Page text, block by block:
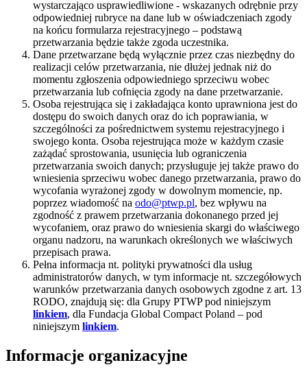
wystarczająco usprawiedliwione - wskazanych odrębnie przy
odpowiedniej rubryce na dane lub w oświadczeniach zgody
na końcu formularza rejestracyjnego – podstawą
przetwarzania będzie także zgoda uczestnika.
Dane przetwarzane będą wyłącznie przez czas niezbędny do
realizacji celów przetwarzania, nie dłużej jednak niż do
momentu zgłoszenia odpowiedniego sprzeciwu wobec
przetwarzania lub cofnięcia zgody na dane przetwarzanie.
Osoba rejestrująca się i zakładająca konto uprawniona jest do
dostępu do swoich danych oraz do ich poprawiania, w
szczególności za pośrednictwem systemu rejestracyjnego i
swojego konta. Osoba rejestrująca może w każdym czasie
zażądać sprostowania, usunięcia lub ograniczenia
przetwarzania swoich danych; przysługuje jej także prawo do
wniesienia sprzeciwu wobec danego przetwarzania, prawo do
wycofania wyrażonej zgody w dowolnym momencie, np.
poprzez wiadomość na odo@ptwp.pl, bez wpływu na
zgodność z prawem przetwarzania dokonanego przed jej
wycofaniem, oraz prawo do wniesienia skargi do właściwego
organu nadzoru, na warunkach określonych we właściwych
przepisach prawa.
Pełna informacja nt. polityki prywatności dla usług
administratorów danych, w tym informacje nt. szczegółowych
warunków przetwarzania danych osobowych zgodne z art. 13
RODO, znajdują się: dla Grupy PTWP pod niniejszym
linkiem, dla Fundacja Global Compact Poland – pod
niniejszym linkiem.
Informacje organizacyjne